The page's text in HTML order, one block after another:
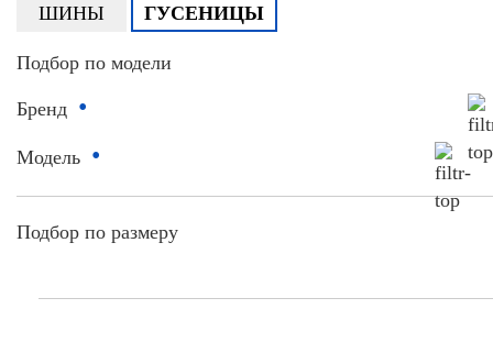
ШИНЫ ГУСЕНИЦЫ
Подбор по модели
Бренд •
Модель •
Подбор по размеру